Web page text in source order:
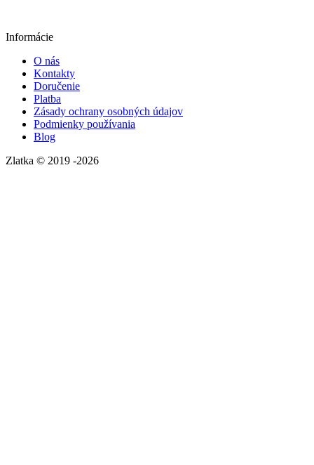
Informácie
O nás
Kontakty
Doručenie
Platba
Zásady ochrany osobných údajov
Podmienky používania
Blog
Zlatka © 2019 -2026